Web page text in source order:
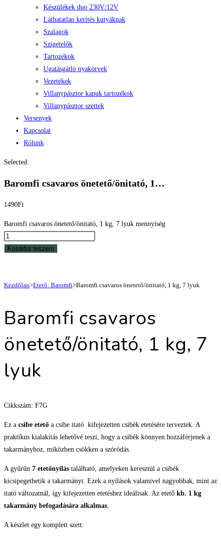
Készülékek duo 230V/12V
Láthatatlan kerítés kutyáknak
Szalagok
Szigetelők
Tartozékok
Ugatásgátló nyakörvek
Vezetékek
Villanypásztor kapuk tartozékok
Villanypásztor szettek
Versenyek
Kapcsolat
Rólunk
Selected:
Baromfi csavaros önetető/önitató, 1…
1490Ft
Baromfi csavaros önetető/önitató, 1 kg, 7 lyuk mennyiség
Kosárba teszem
Kezdőlap>Etető: Baromfi>Baromfi csavaros önetető/önitató, 1 kg, 7 lyuk
Baromfi csavaros
önetető/önitató, 1 kg, 7
lyuk
Cikkszám: F7G
Ez a csibe etető a csibe itató kifejezetten csibék etetésére terveztek. A
praktikus kialakítás lehetővé teszi, hogy a csibék könnyen hozzáférjenek a
takarmányhoz, miközben csökken a szóródás.
A gyűrűn 7 etetőnyílás található, amelyeken keresztül a csibék
kicsipegethetik a takarmányt. Ezek a nyílások valamivel nagyobbak, mint az
itató változatnál, így kifejezetten etetéshez ideálisak. Az etető kb. 1 kg
takarmány befogadására alkalmas
A készlet egy komplett szett: